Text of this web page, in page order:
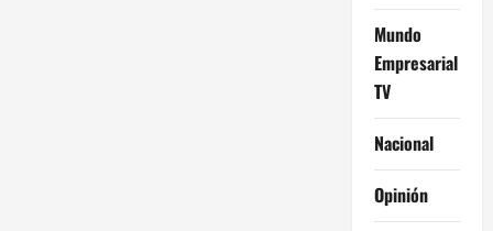
Mundo
Empresarial
TV
Nacional
Opinión